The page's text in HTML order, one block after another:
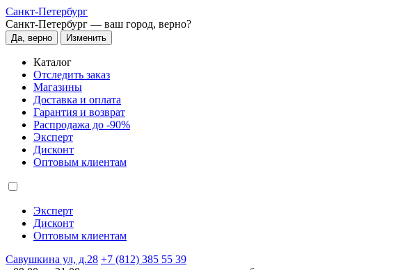
Санкт-Петербург
Санкт-Петербург — ваш город, верно?
Да, верно Изменить
Каталог
Отследить заказ
Магазины
Доставка и оплата
Гарантия и возврат
Распродажа до -90%
Эксперт
Дисконт
Оптовым клиентам
Эксперт
Дисконт
Оптовым клиентам
Савушкина ул, д.28 +7 (812) 385 55 39